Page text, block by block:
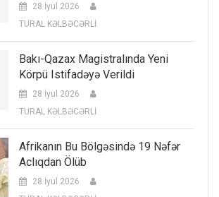
28 İyul 2026
TURAL KƏLBƏCƏRLİ
Bakı-Qazax Magistralında Yeni
Körpü Istifadəyə Verildi
28 İyul 2026
TURAL KƏLBƏCƏRLİ
Afrikanın Bu Bölgəsində 19 Nəfər
Aclıqdan Ölüb
28 İyul 2026